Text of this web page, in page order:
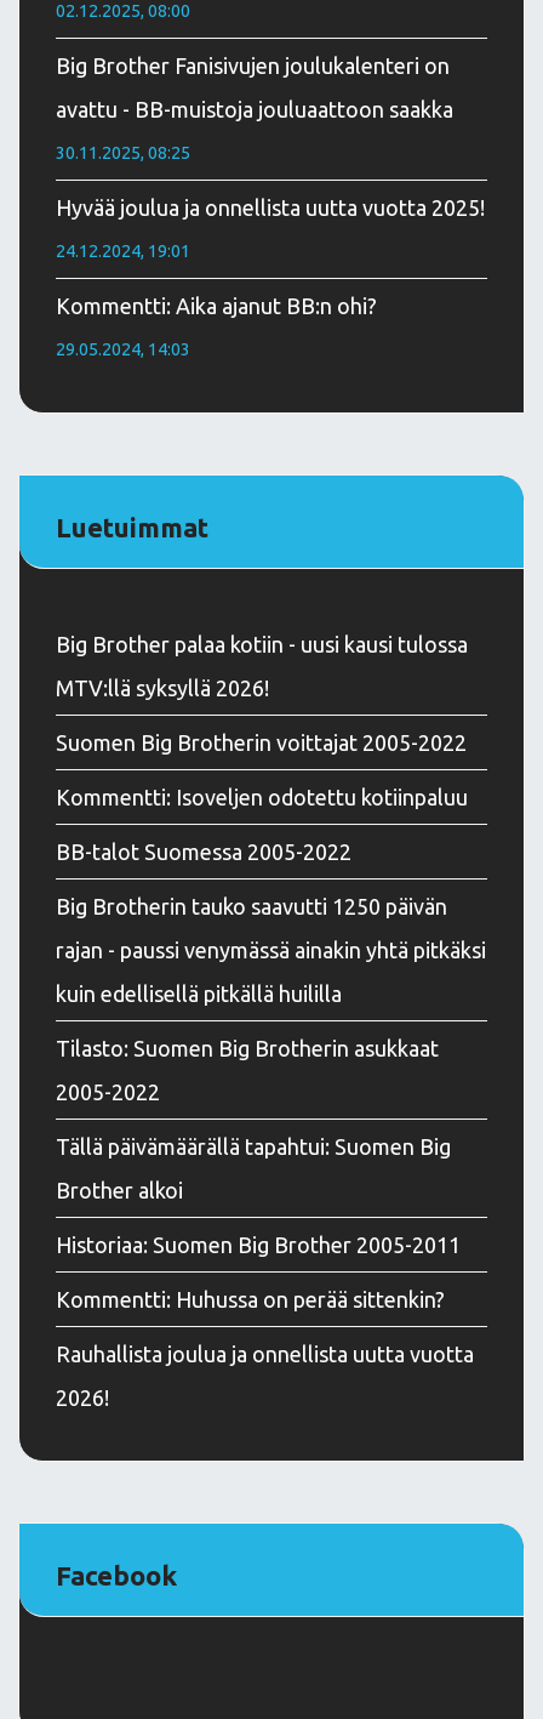
02.12.2025, 08:00
Big Brother Fanisivujen joulukalenteri on
avattu - BB-muistoja jouluaattoon saakka
30.11.2025, 08:25
Hyvää joulua ja onnellista uutta vuotta 2025!
24.12.2024, 19:01
Kommentti: Aika ajanut BB:n ohi?
29.05.2024, 14:03
Luetuimmat
Big Brother palaa kotiin - uusi kausi tulossa
MTV:llä syksyllä 2026!
Suomen Big Brotherin voittajat 2005-2022
Kommentti: Isoveljen odotettu kotiinpaluu
BB-talot Suomessa 2005-2022
Big Brotherin tauko saavutti 1250 päivän
rajan - paussi venymässä ainakin yhtä pitkäksi
kuin edellisellä pitkällä huililla
Tilasto: Suomen Big Brotherin asukkaat
2005-2022
Tällä päivämäärällä tapahtui: Suomen Big
Brother alkoi
Historiaa: Suomen Big Brother 2005-2011
Kommentti: Huhussa on perää sittenkin?
Rauhallista joulua ja onnellista uutta vuotta
2026!
Facebook